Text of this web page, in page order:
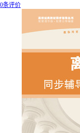
0条评价